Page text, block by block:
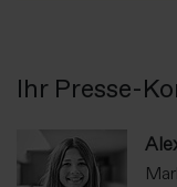
Ihr Presse-